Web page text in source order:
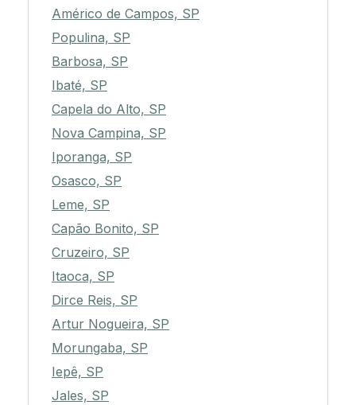
Américo de Campos, SP
Populina, SP
Barbosa, SP
Ibaté, SP
Capela do Alto, SP
Nova Campina, SP
Iporanga, SP
Osasco, SP
Leme, SP
Capão Bonito, SP
Cruzeiro, SP
Itaoca, SP
Dirce Reis, SP
Artur Nogueira, SP
Morungaba, SP
Iepê, SP
Jales, SP